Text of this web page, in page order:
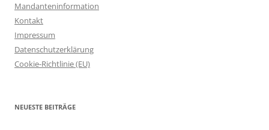
Mandanteninformation
Kontakt
Impressum
Datenschutzerklärung
Cookie-Richtlinie (EU)
NEUESTE BEITRÄGE